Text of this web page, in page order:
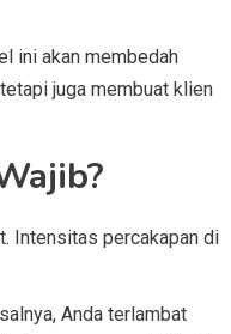
ini akan membedah
juga membuat klien
Intensitas percakapan di
Anda terlambat